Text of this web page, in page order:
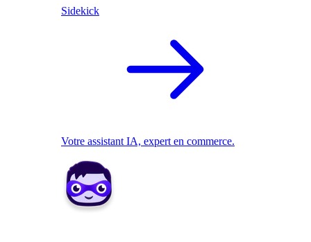
Sidekick
Votre assistant IA, expert en commerce.